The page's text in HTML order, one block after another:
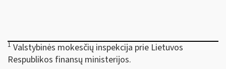
1 Valstybinės mokesčių inspekcija prie Lietuvos
Respublikos finansų ministerijos.